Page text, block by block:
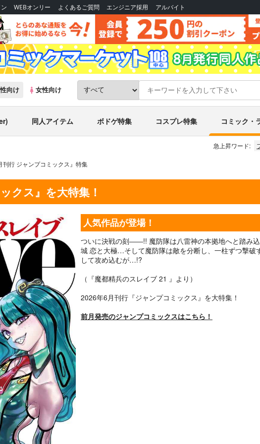
WEBオンリー よくあるご質問 エンジニア採用 アルバイト
向け 女性向け
同人アイテム ボドゲ特集 コスプレ特集 コミック・
急上昇ワード:
刊行 ジャンプコミックス』特集
クス』を大特集！
人気作品が登場！
ついに決戦の刻――!! 魔防隊は八雷神の本拠地へと踏み
城 恋と大極…そして魔防隊は敵を分断し、一柱ずつ撃
して攻め込むが…!?
（『魔都精兵のスレイブ 21 』より）
2026年6月刊行『ジャンプコミックス』を大特集！
前月発売のジャンプコミックスはこちら！